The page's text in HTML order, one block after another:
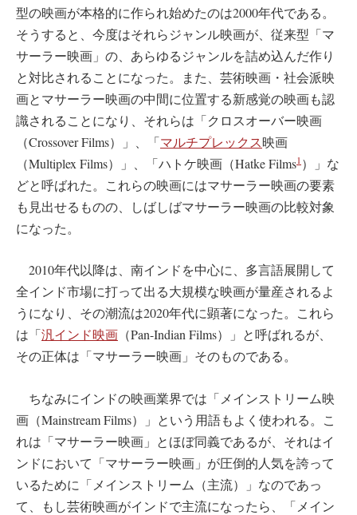
型の映画が本格的に作られ始めたのは2000年代である。
そうすると、今度はそれらジャンル映画が、従来型「マ
サーラー映画」の、あらゆるジャンルを詰め込んだ作り
と対比されることになった。また、芸術映画・社会派映
画とマサーラー映画の中間に位置する新感覚の映画も認
識されることになり、それらは「クロスオーバー映画
（Crossover Films）」、「マルチプレックス映画
（Multiplex Films）」、「ハトケ映画（Hatke Films1 ）」な
どと呼ばれた。これらの映画にはマサーラー映画の要素
も見出せるものの、しばしばマサーラー映画の比較対象
になった。
2010年代以降は、南インドを中心に、多言語展開して
全インド市場に打って出る大規模な映画が量産されるよ
うになり、その潮流は2020年代に顕著になった。これら
は「汎インド映画 （Pan-Indian Films）」と呼ばれるが、
その正体は「マサーラー映画」そのものである。
ちなみにインドの映画業界では「メインストリーム映
画（Mainstream Films）」という用語もよく使われる。こ
れは「マサーラー映画」とほぼ同義であるが、それはイ
ンドにおいて「マサーラー映画」が圧倒的人気を誇って
いるために「メインストリーム（主流）」なのであっ
て、もし芸術映画がインドで主流になったら、「メイン